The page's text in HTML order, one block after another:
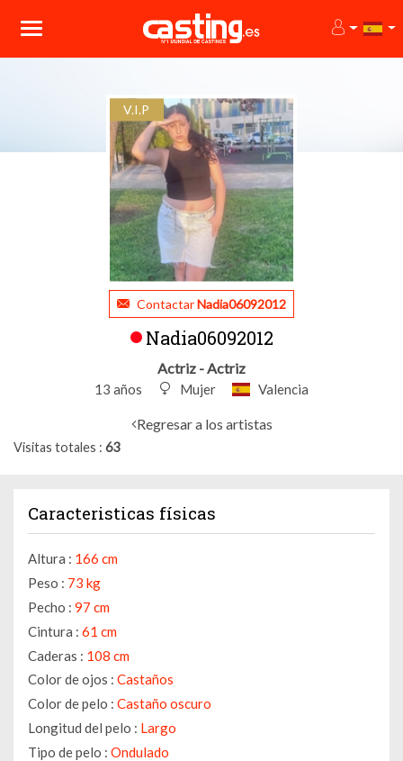
V.I.P
ContactarNadia06092012
Nadia06092012
Actriz - Actriz
13 años Mujer Valencia
Regresar a los artistas
Visitas totales 63
Caracteristicas físicas
Altura : 166 cm
Peso : 73 kg
Pecho : 97 cm
Cintura : 61 cm
Caderas : 108 cm
Color de ojos : Castaños
Color de pelo : Castaño oscuro
Longitud del pelo : Largo
Tipo de pelo : Ondulado